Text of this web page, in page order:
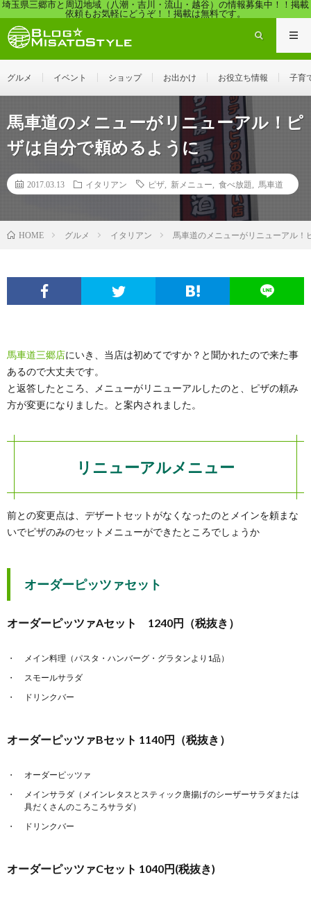
埼玉県三郷市と周辺地域（八潮・吉川・流山・越谷）の情報募集中！！掲載
依頼もお気軽にどうぞ！！掲載は無料です。
グルメ イベント ショップ お出かけ お役立ち情報 子育
馬車道のメニューがリニューアル！ピ
ザは自分で頼めるように
2017.03.13 イタリアン ピザ 新メニュー 食べ放題 馬車道
HOME グルメ イタリアン 馬車道のメニューがリニューアル！
馬車道三郷店にいき、当店は初めてですか？と聞かれたので来た事
あるので大丈夫です。
と返答したところ、メニューがリニューアルしたのと、ピザの頼み
方が変更になりました。と案内されました。
リニューアルメニュー
前との変更点は、デザートセットがなくなったのとメインを頼まな
いでピザのみのセットメニューができたところでしょうか
オーダーピッツァセット
オーダーピッツァAセット 1240円（税抜き）
メイン料理（パスタ・ハンバーグ・グラタンより1品）
スモールサラダ
ドリンクバー
オーダーピッツァBセット 1140円（税抜き）
オーダーピッツァ
メインサラダ（メインレタスとスティック唐揚げのシーザーサラダまたは
具だくさんのころころサラダ）
ドリンクバー
オーダーピッツァCセット 1040円(税抜き)